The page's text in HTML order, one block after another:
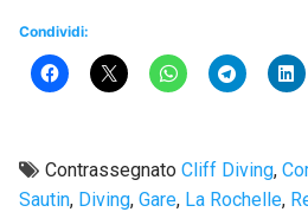
Condividi:
Contrassegnato Cliff Diving,
Sautin, Diving, Gare, La Rochelle,